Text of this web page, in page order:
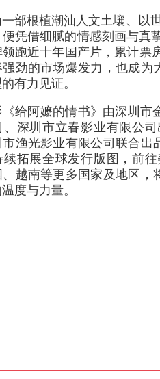
部根植潮汕人文土壤、以
凭借细腻的情感刻画与真
跑近十年国产片，累计票
劲的市场爆发力，也成
有力见证。
给阿嬷的情书》由深圳市
、深圳市立春影业有限公
渔光影业有限公司联合
续拓展全球发行版图，前
越南等更多国家及地区
度与力量。